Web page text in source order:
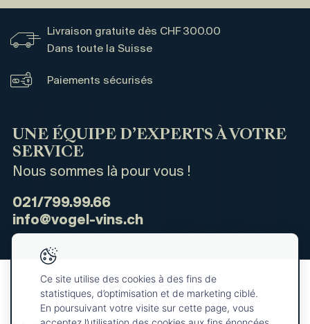
Livraison gratuite dès CHF 300.00
Dans toute la Suisse
Paiements sécurisés
UNE ÉQUIPE D’EXPERTS À VOTRE
SERVICE
Nous sommes là pour vous !
021/799.99.66
info@vogel-vins.ch
Ce site utilise des cookies à des fins de
statistiques, d’optimisation et de marketing ciblé.
En poursuivant votre visite sur cette page, vous